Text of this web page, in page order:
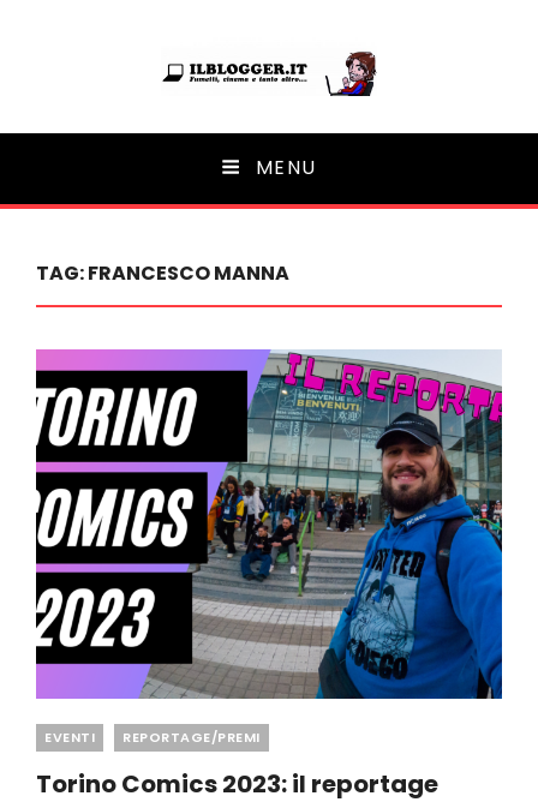
Ilblogger.it
Il portalino di blog | MENU
TAG:FRANCESCO MANNA
Categories
EVENTI REPORTAGE/PREMI
Torino Comics 2023: il reportage